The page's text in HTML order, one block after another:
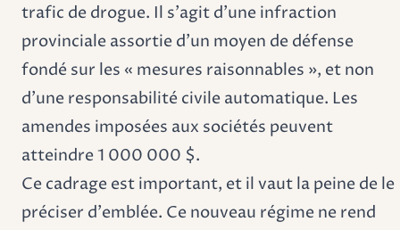
trafic de drogue. Il s'agit d'une infraction
provinciale assortie d'un moyen de défense
fondé sur les « mesures raisonnables », et non
d'une responsabilité civile automatique. Les
amendes imposées aux sociétés peuvent
atteindre 1 000 000 $.
Ce cadrage est important, et il vaut la peine de le
préciser d'emblée. Ce nouveau régime ne rend